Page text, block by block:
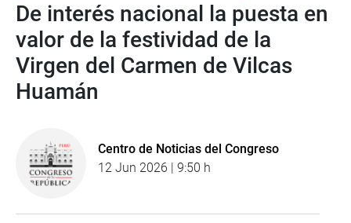
De interés nacional la puesta en
valor de la festividad de la
Virgen del Carmen de Vilcas
Huamán
Centro de Noticias del Congreso
12 Jun 2026 | 9:50 h